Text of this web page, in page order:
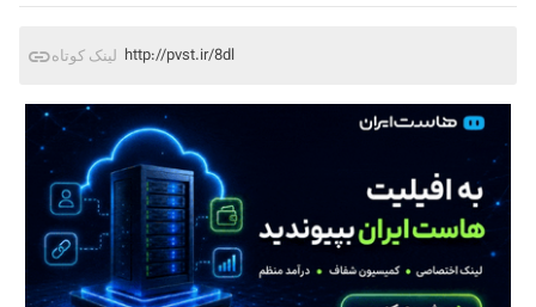
لینک کوتاه http://pvst.ir/8dl